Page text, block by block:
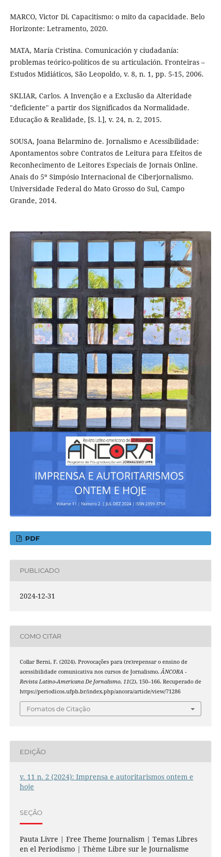
MARCO, Victor Di. Capacitismo: o mito da capacidade. Belo
Horizonte: Letramento, 2020.
MATA, María Cristina. Comunicación y ciudadanía:
problemas teórico-políticos de su articulación. Fronteiras –
Estudos Midiáticos, São Leopoldo, v. 8, n. 1, pp. 5-15, 2006.
SKLIAR, Carlos. A Invenção e a Exclusão da Alteridade
"deficiente" a partir dos Significados da Normalidade.
Educação & Realidade, [S. l.], v. 24, n. 2, 2015.
SOUSA, Joana Belarmino de. Jornalismo e Acessibilidade:
Apontamentos sobre Contratos de Leitura para Efeitos de
Reconhecimento de Leitores Especiais de Jornais Online.
Anais do 5º Simpósio Internacional de Ciberjornalismo.
Universidade Federal do Mato Grosso do Sul, Campo
Grande, 2014.
PDF
PUBLICADO
2024-12-31
COMO CITAR
Collar Berni, F. (2024). Provocações para (re)repensar o ensino de
acessibilidade comunicativa nos cursos de Jornalismo.ÂNCORA -
Revista Latino-Americana De Jornalismo, 11(2), 150–166. Recuperado de
https://periodicos.ufpb.br/index.php/ancora/article/view/71286
Fomatos de Citação
EDIÇÃO
v. 11 n. 2 (2024): Imprensa e autoritarismos ontem e
hoje
SEÇÃO
Pauta Livre | Free Theme Journalism | Temas Libres
en el Periodismo | Thème Libre sur le Journalisme